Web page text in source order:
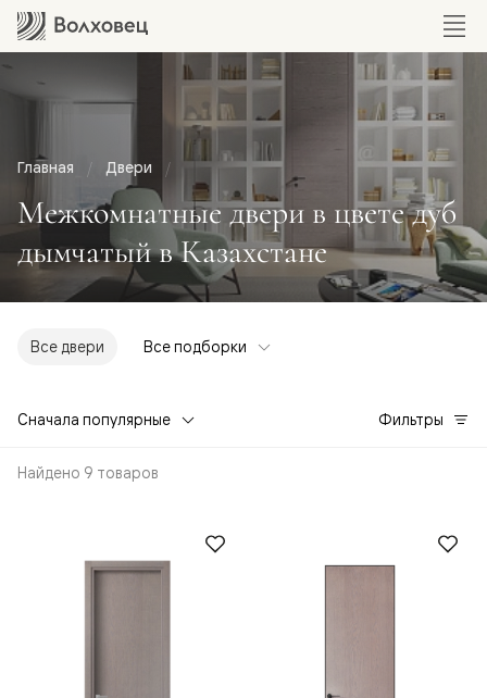
Главная Двери
Межкомнатные двери в цвете дуб
дымчатый в Казахстане
Все двери Все подборки
Сначала популярные Фильтры
Найдено 9 товаров